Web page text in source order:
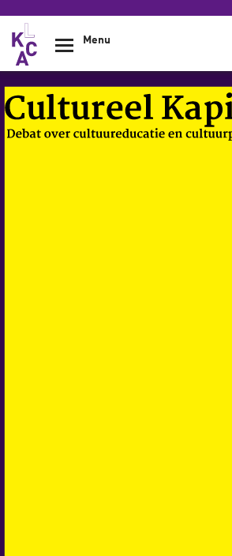
Overslaan en naar de inhoud
Menu